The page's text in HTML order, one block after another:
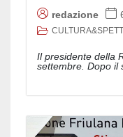
redazione
Il presidente della
settembre. Dopo il